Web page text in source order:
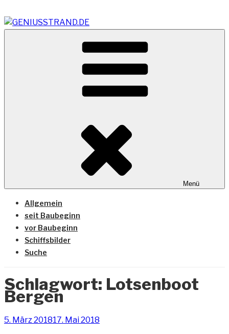
Inhalt
springen
GENIUSSTRAND.DE
Vom Geniusstrand zum JadeWeserPort/Container
Terminal Wilhelmshaven
Menü
Allgemein
seit Baubeginn
vor Baubeginn
Schiffsbilder
Suche
Schlagwort: Lotsenboot
Bergen
Veröffentlicht
5. März 201817. Mai 2018